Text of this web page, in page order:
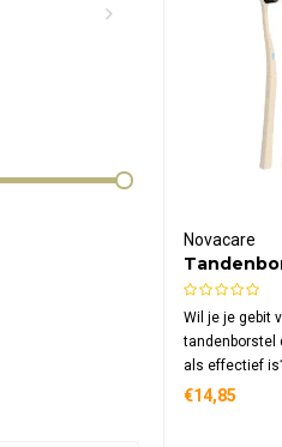
Novacare
Micro Goud
Wil je je gebit
tandenborstel
als effectief
Tandenborstel
€14,85